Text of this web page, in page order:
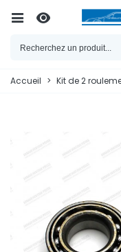
Accueil > Kit de 2